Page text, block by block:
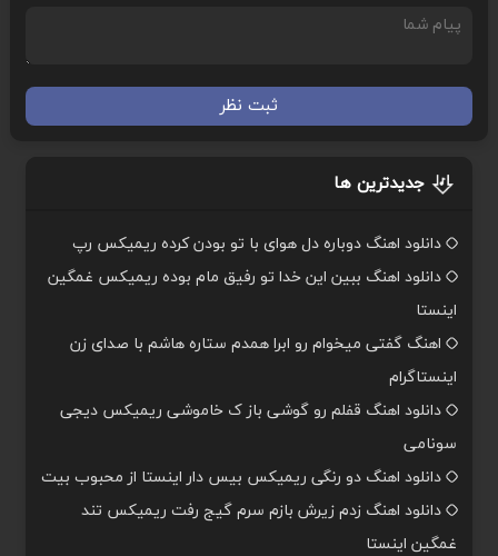
ثبت نظر
جدیدترین ها
دانلود اهنگ دوباره دل هوای با تو بودن کرده ریمیکس رپ
دانلود اهنگ ببین این خدا تو رفیق مام بوده ریمیکس غمگین
اینستا
اهنگ گفتی میخوام رو ابرا همدم ستاره هاشم با صدای زن
اینستاگرام
دانلود اهنگ قفلم رو گوشی باز ک خاموشی ریمیکس دیجی
سونامی
دانلود اهنگ دو رنگی ریمیکس بیس دار اینستا از محبوب بیت
دانلود اهنگ زدم زیرش بازم سرم گیج رفت ریمیکس تند
غمگین اینستا